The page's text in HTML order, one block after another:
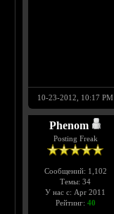
10-23-2012, 10:17 PM
Phenom
Posting Freak
Сообщений: 1,102
Темы: 34
У нас с: Apr 2011
Рейтинг: 40